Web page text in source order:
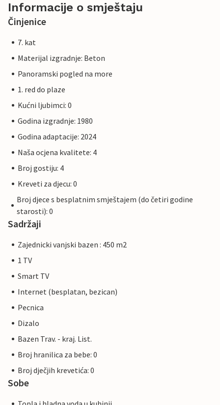
Informacije o smještaju
Činjenice
7. kat
Materijal izgradnje: Beton
Panoramski pogled na more
1. red do plaze
Kućni ljubimci: 0
Godina izgradnje: 1980
Godina adaptacije: 2024
Naša ocjena kvalitete: 4
Broj gostiju: 4
Kreveti za djecu: 0
Broj djece s besplatnim smještajem (do četiri godine
starosti): 0
Sadržaji
Zajednicki vanjski bazen : 450 m2
1 TV
Smart TV
Internet (besplatan, bezican)
Pecnica
Dizalo
Bazen Trav. - kraj. List.
Broj hranilica za bebe: 0
Broj dječjih krevetića: 0
Sobe